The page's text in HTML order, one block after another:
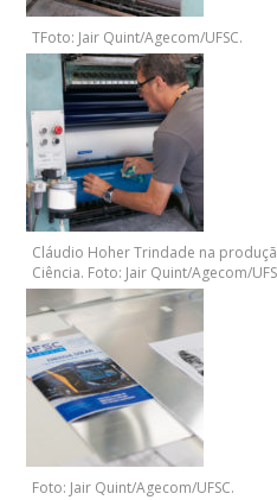
TFoto: Jair Quint/Agecom/UFSC.
Cláudio Hoher Trindade na
Ciência. Foto: Jair Quint/Agecom/
Foto: Jair Quint/Agecom/UFSC.